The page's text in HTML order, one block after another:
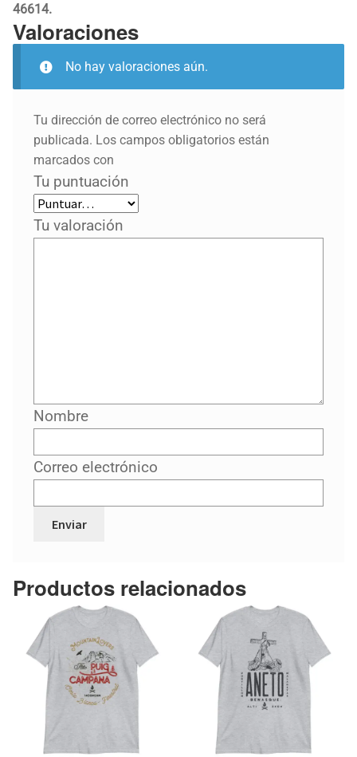
46614.
Valoraciones
No hay valoraciones aún.
Tu dirección de correo electrónico no será
publicada. Los campos obligatorios están
marcados con
Tu puntuación
Tu valoración
Nombre
Correo electrónico
Productos relacionados